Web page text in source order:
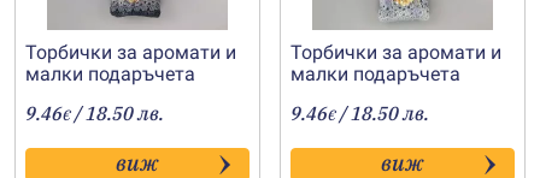
Торбички за аромати и
малки подаръчета
9.46€ / 18.50 лв.
виж
Торбички за аромати и
малки подаръчета
9.46€ / 18.50 лв.
виж